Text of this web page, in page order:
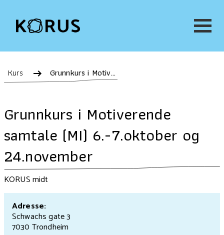
Kurs Grunnkurs i Motiverende samtale (MI) 6.-7.oktober og 24.november
Grunnkurs i Motiverende
samtale (MI) 6.-7.oktober og
24.november
KORUS midt
Adresse:
Schwachs gate 3
7030 Trondheim